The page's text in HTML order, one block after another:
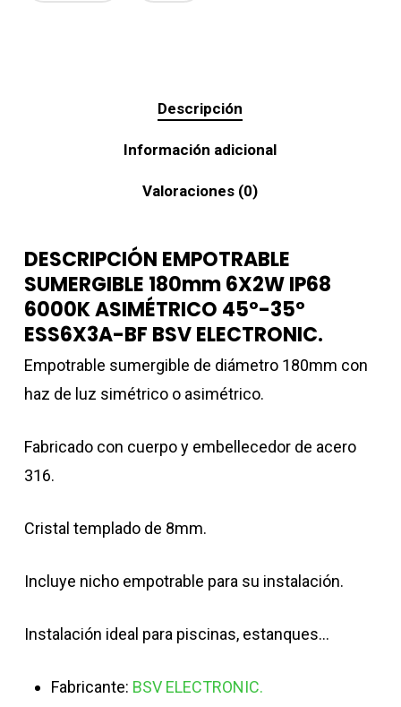
Descripción
Información adicional
Valoraciones (0)
DESCRIPCIÓN EMPOTRABLE
SUMERGIBLE 180mm 6X2W IP68
6000K ASIMÉTRICO 45º-35º
ESS6X3A-BF BSV ELECTRONIC.
Empotrable sumergible de diámetro 180mm con
haz de luz simétrico o asimétrico.
Fabricado con cuerpo y embellecedor de acero
316.
Cristal templado de 8mm.
Incluye nicho empotrable para su instalación.
Instalación ideal para piscinas, estanques…
Fabricante: BSV ELECTRONIC.